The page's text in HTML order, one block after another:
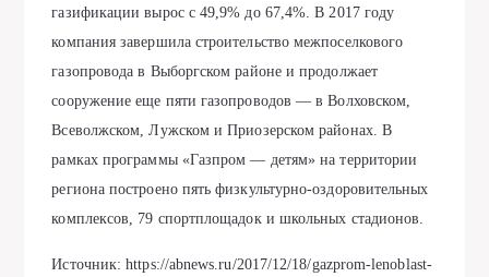
газификации вырос с 49,9% до 67,4%. В 2017 году
компания завершила строительство межпоселкового
газопровода в Выборгском районе и продолжает
сооружение еще пяти газопроводов — в Волховском,
Всеволжском, Лужском и Приозерском районах. В
рамках программы «Газпром — детям» на территории
региона построено пять физкультурно-оздоровительных
комплексов, 79 спортплощадок и школьных стадионов.
Источник: https://abnews.ru/2017/12/18/gazprom-lenoblast-